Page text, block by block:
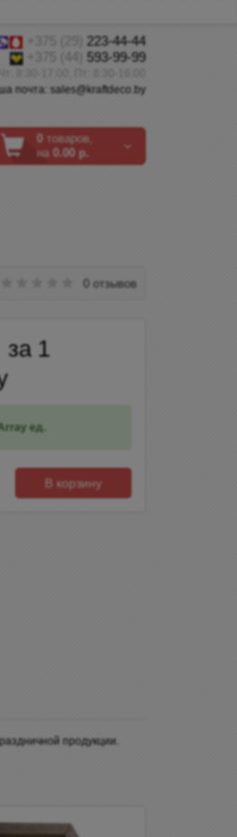
+375 (29)
223-44-44
+375 (44)
593-99-99
почта: sales@kraftdeco.by
0товаров,
на 0.00 р.
0 отзывов
за 1
ед.
В корзину
продукции.